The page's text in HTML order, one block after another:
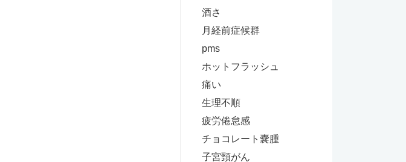
酒さ
月経前症候群
pms
ホットフラッシュ
痛い
生理不順
疲労倦怠感
チョコレート嚢腫
子宮頸がん